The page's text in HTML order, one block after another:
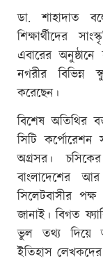
ডা. শাহাদাত
শিক্ষার্থীদের
এবারের
নগরীর বিভিন্ন
করেছেন।
বিশেষ অতিথির
সিটি কর্পোরেশন
অগ্রসর।
বাংলাদেশের
সিলেটবাসীর
জানাই। বিগত
ভুল তথ্য দিয়ে
ইতিহাস